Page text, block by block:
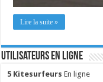
Lire la suite »
Utilisateurs en ligne
5 Kitesurfeurs En ligne